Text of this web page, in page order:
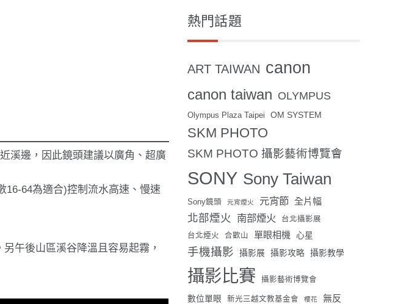
溪邊，因此鏡頭建議以廣角、超廣
16-64為適合)控制流水高速、慢速
午後山區溪谷降溫且容易起霧，
熱門話題
ART TAIWAN canon
canon taiwan OLYMPUS
Olympus Plaza Taipei OM SYSTEM
SKM PHOTO
SKM PHOTO 攝影藝術博覽會
SONY Sony Taiwan
Sony鏡頭 元宵煙火 元宵節 全片幅
北部煙火 南部煙火
台北攝影展
台北煙火
合歡山 單眼相機 心星
手機攝影 攝影展 攝影攻略 攝影教學
攝影比賽 攝影藝術博覽會
數位單眼 新光三越文教基金會 櫻花 無反